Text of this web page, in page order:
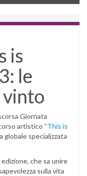
is
le
vinto
Giornata
artistico “This is
globale specializzata
edizione, che sa unire
sulla vita